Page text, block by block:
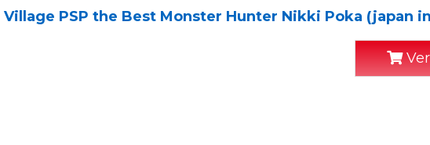
PSP the Best Monster Hunter Nikki Poka (japan